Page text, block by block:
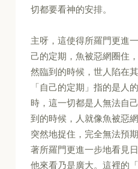
切都要看神的安排。
主呀，這使得所羅門更進
己的定期，魚被惡網圈住
然臨到的時候，世人陷在
「自己的定期」指的是人
時，這一切都是人無法自
到的時候，人就像魚被惡
突然地捉住，完全無法預
著所羅門更進一步地看見
他來看乃是廣大。這裡的